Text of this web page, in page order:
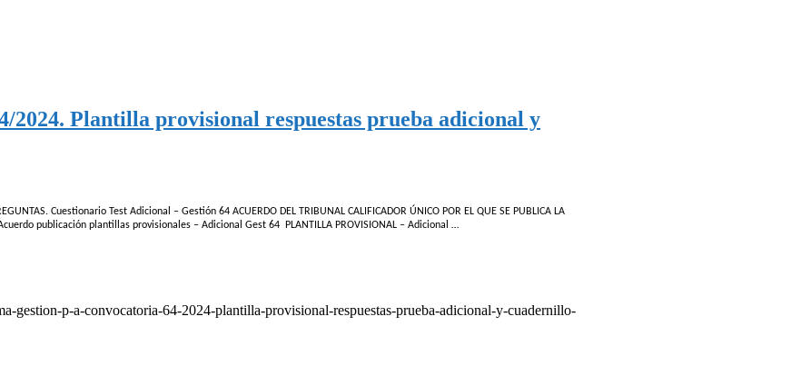
2024. Plantilla provisional respuestas prueba adicional y
Cuestionario Test Adicional – Gestión 64 ACUERDO DEL TRIBUNAL CALIFICADOR ÚNICO POR EL QUE SE PUBLICA LA
Acuerdo publicación plantillas provisionales – Adicional Gest 64 PLANTILLA PROVISIONAL – Adicional …
gestion-p-a-convocatoria-64-2024-plantilla-provisional-respuestas-prueba-adicional-y-cuadernillo-